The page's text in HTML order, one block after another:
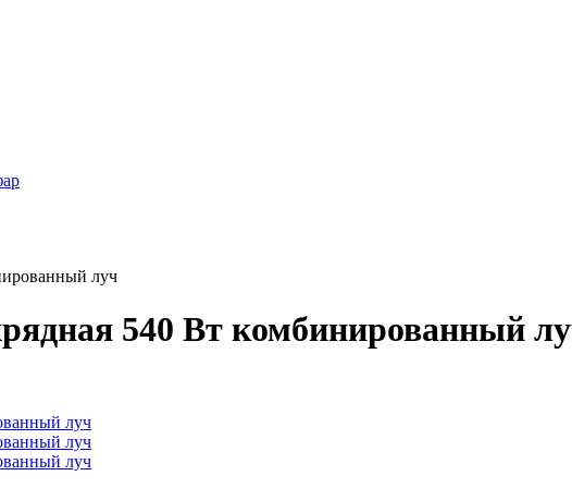
луч
540 Вт комбинированный